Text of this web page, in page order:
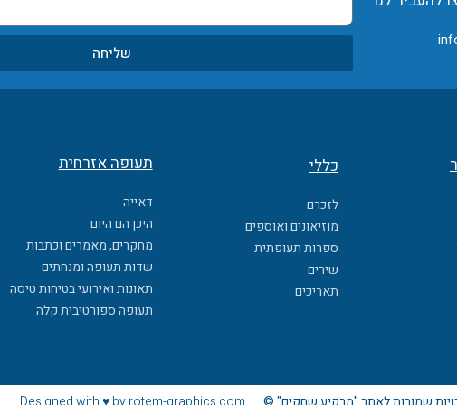
שליחה
כללי
לזכרם
מוזיאונים ואוספים
ספרות תעופתית
שירים
תאריכים
תעופה אזרחית
דאייה
היכן הם היום
מחקרים, מאמרים וכתבות
שדות תעופה ומנחתים
תאונות ואירועי בטיחות טיסה
תעופה ספורטיבית קלה